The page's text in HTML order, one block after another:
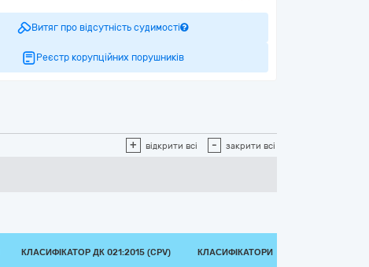
Витяг про відсутність судимості
Реєстр корупційних порушників
+ відкрити всі - закрити всі
КЛАСИФІКАТОР ДК 021:2015 (CPV) КЛАСИФІКАТОРИ